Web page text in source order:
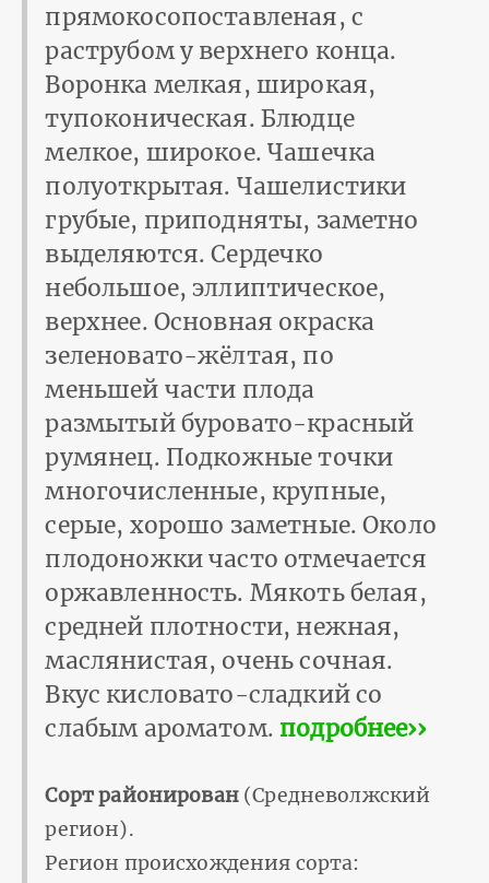
прямокосопоставленая, с
раструбом у верхнего конца.
Воронка мелкая, широкая,
тупоконическая. Блюдце
мелкое, широкое. Чашечка
полуоткрытая. Чашелистики
грубые, приподняты, заметно
выделяются. Сердечко
небольшое, эллиптическое,
верхнее. Основная окраска
зеленовато-жёлтая, по
меньшей части плода
размытый буровато-красный
румянец. Подкожные точки
многочисленные, крупные,
серые, хорошо заметные. Около
плодоножки часто отмечается
оржавленность. Мякоть белая,
средней плотности, нежная,
маслянистая, очень сочная.
Вкус кисловато-сладкий со
слабым ароматом. подробнее››
Сорт районирован(Средневолжский
регион).
Регион происхождения сорта: